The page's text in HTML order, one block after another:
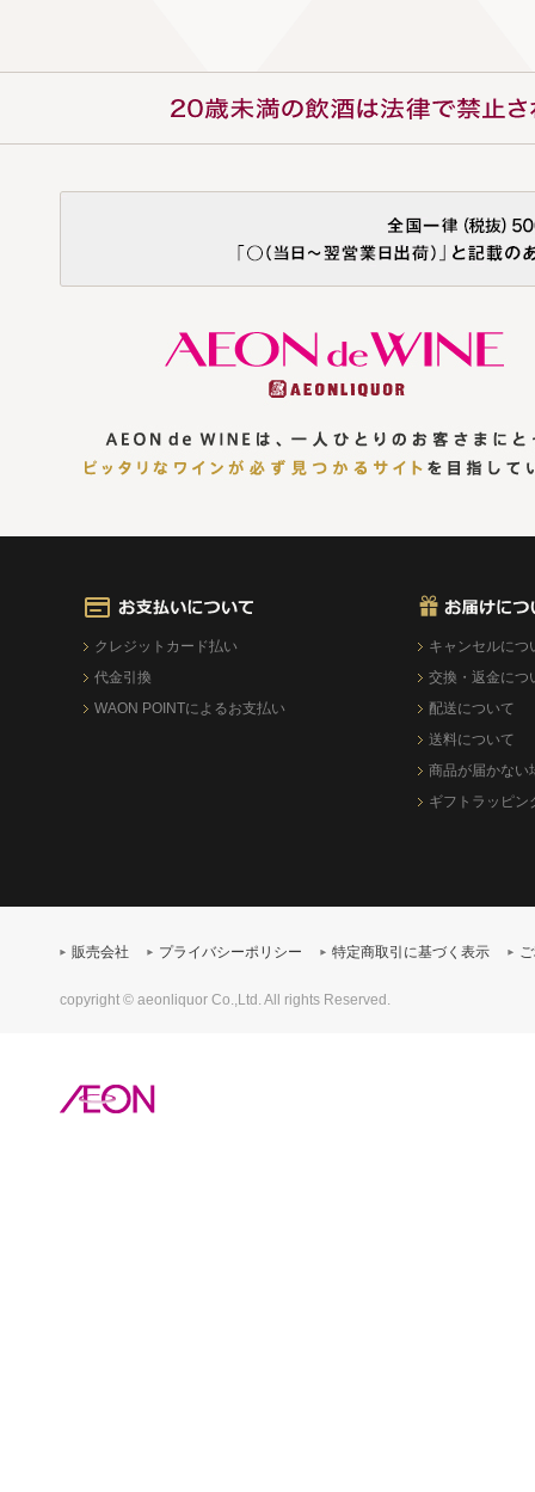
クレジットカード払い
代金引換
WAON POINTによるお支払い
キャンセルにつ
交換・返金につ
配送について
送料について
商品が届かない
ギフトラッピン
販売会社 プライバシーポリシー 特定商取引に基づく表示
copyright © aeonliquor Co.,Ltd. All rights Reserved.